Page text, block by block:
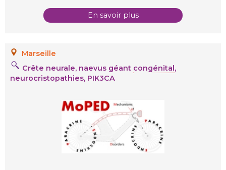
En savoir plus
Marseille
Crête neurale, naevus géant congénital,
neurocristopathies, PIK3CA